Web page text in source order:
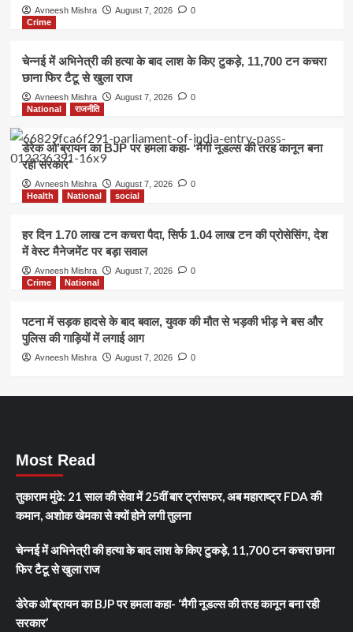
Avneesh Mishra August 7, 2026
0
Crime
चेन्नई में अभिनेत्री की हत्या के बाद लाश के किए टुकड़े, 11,700 टन कचरा
छाना फिर टैटू से खुला राज
Avneesh Mishra August 7, 2026
0
National
राजनीति
डेरेक ओ’ब्रायन का BJP पर हमला कहा- ‘मैगी नूडल्स की तरह कानून बना
रही सरकार’
Avneesh Mishra August 7, 2026
0
Health
National social
हर दिन 1.70 लाख टन कचरा पैदा, सिर्फ 1.04 लाख टन की प्रोसेसिंग, देश
में वेस्ट मैनेजमेंट पर बड़ा सवाल
Avneesh Mishra August 7, 2026
0
Crime
National
पटना में सड़क हादसे के बाद बवाल, युवक की मौत से भड़की भीड़ ने बस और
पुलिस की गाड़ियों में लगाई आग
Avneesh Mishra August 7, 2026 0
Most Read
तुकाराम मुंढे: 21 साल की सेवा में 25वीं बार ट्रांसफर, अब महाराष्ट्र FDA की
कमान, अशोक खेमका से क्यों होने लगी तुलना
चेन्नई में अभिनेत्री की हत्या के बाद लाश के किए टुकड़े, 11,700 टन कचरा छाना
फिर टैटू से खुला राज
डेरेक ओ’ब्रायन का BJP पर हमला कहा- ‘मैगी नूडल्स की तरह कानून बना रही
सरकार’